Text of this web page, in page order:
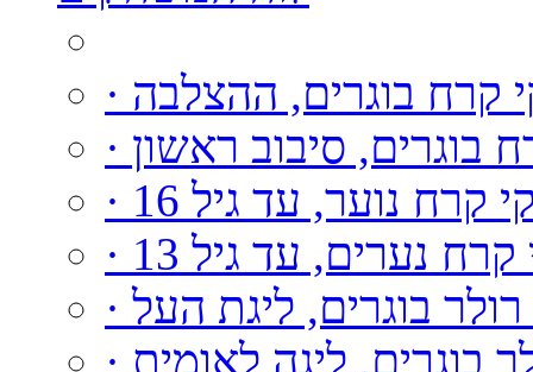
קרח בוגרים, ההצלבה
בוגרים, סיבוב ראשון
קרח נוער, עד גיל 16
קרח נערים, עד גיל 13
רולר בוגרים, ליגת העל
בוגרים, ליגה לאומית